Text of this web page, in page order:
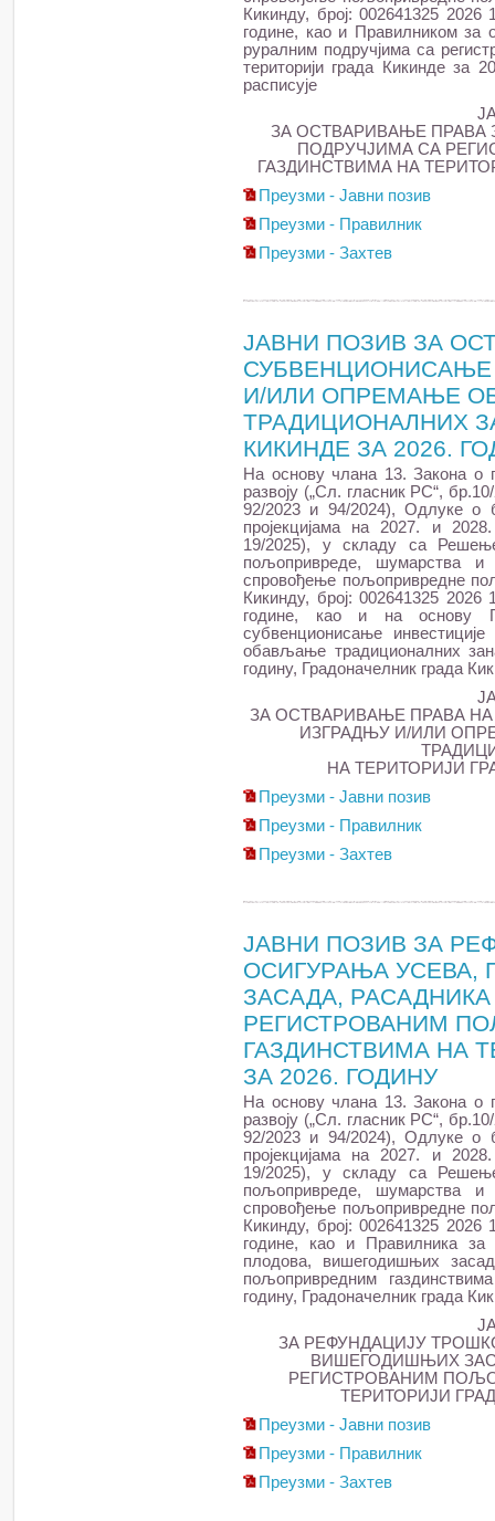
Кикинду, број: 002641325
године, као и Правилником
руралним подручјима са
територији града Кикинде за
расписује
ЗА ОСТВАРИВАЊЕ
ПОДРУЧЈИМА СА
ГАЗДИНСТВИМА НА
Преузми - Јавни позив
Преузми - Правилник
Преузми - Захтев
ЈАВНИ ПОЗИВ ЗА
СУБВЕНЦИОНИСАЊЕ
И/ИЛИ ОПРЕМАЊЕ
ТРАДИЦИОНАЛНИХ
КИКИНДЕ ЗА 2026.
На основу члана 13. Закона о
развоју („Сл. гласник РС“,
92/2023 и 94/2024), Одлуке о
пројекцијама на 2027. и
19/2025), у складу са
пољопривреде, шумарства
спровођење пољопривредне
Кикинду, број: 002641325
године, као и на основу
субвенционисање
обављање традиционалних
годину, Градоначелник града
ЗА ОСТВАРИВАЊЕ ПРАВА
ИЗГРАДЊУ И/ИЛИ
НА ТЕРИТОРИЈИ
Преузми - Јавни позив
Преузми - Правилник
Преузми - Захтев
ЈАВНИ ПОЗИВ ЗА
ОСИГУРАЊА
ЗАСАДА,
РЕГИСТРОВАНИМ
ГАЗДИНСТВИМА НА
ЗА 2026. ГОДИНУ
На основу члана 13. Закона о
развоју („Сл. гласник РС“,
92/2023 и 94/2024), Одлуке о
пројекцијама на 2027. и
19/2025), у складу са
пољопривреде, шумарства
спровођење пољопривредне
Кикинду, број: 002641325
године, као и Правилника за
плодова, вишегодишњих
пољопривредним
годину, Градоначелник града
ЗА РЕФУНДАЦИЈУ
ВИШЕГОДИШЊИХ
РЕГИСТРОВАНИМ
ТЕРИТОРИЈИ
Преузми - Јавни позив
Преузми - Правилник
Преузми - Захтев